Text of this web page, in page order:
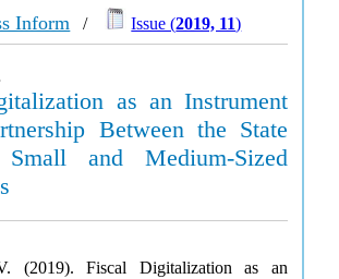
Inform / Issue (2019, 11)
as an Instrument
Between the State
and Medium-Sized
(2019). Fiscal Digitalization as an